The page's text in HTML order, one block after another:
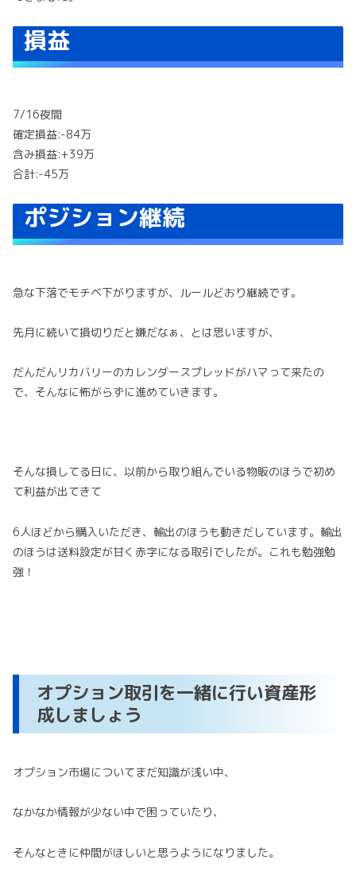
損益
7/16夜間
確定損益:-84万
含み損益:+39万
合計:-45万
ポジション継続
急な下落でモチベ下がりますが、ルールどおり継続です。
先月に続いて損切りだと嫌だなぁ、とは思いますが、
だんだんリカバリーのカレンダースプレッドがハマって来たの
で、そんなに怖がらずに進めていきます。
そんな損してる日に、以前から取り組んでいる物販のほうで初め
て利益が出てきて
6人ほどから購入いただき、 輸出のほうも動きだしています。輸出
のほうは送料設定が甘く赤字になる取引でしたが。これも勉強勉
強！
オプション取引を一緒に行い資産形
成しましょう
オプション市場についてまだ知識が浅い中、
なかなか情報が少ない中で困っていたり、
そんなときに仲間がほしいと思うようになりました。